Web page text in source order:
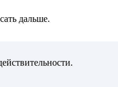
дальше.